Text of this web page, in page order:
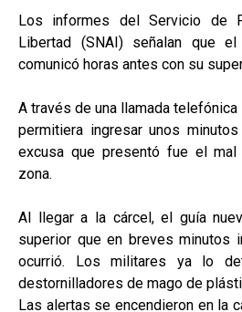
Los informes del Servicio de
Libertad (SNAI) señalan que
comunicó horas antes con su
A través de una llamada
permitiera ingresar unos
excusa que presentó fue el
zona.
Al llegar a la cárcel, el guía
superior que en breves minutos
ocurrió. Los militares ya lo
destornilladores de mago de
Las alertas se encendieron en la